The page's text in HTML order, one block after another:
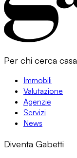
Per chi cerca casa
Immobili
Valutazione
Agenzie
Servizi
News
Diventa Gabetti